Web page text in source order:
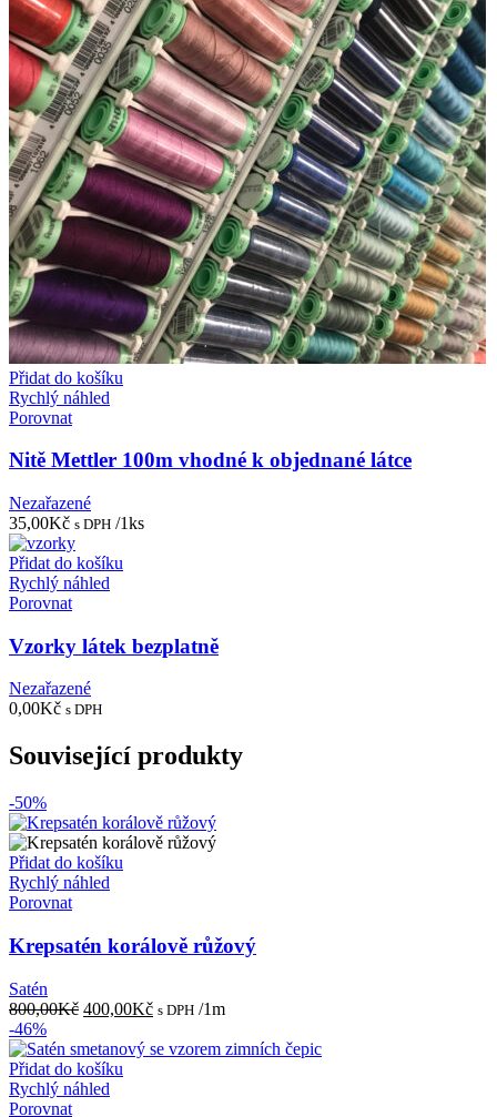
Přidat do košíku
Rychlý náhled
Porovnat
Nitě Mettler 100m vhodné k objednané látce
Nezařazené
35,00Kč s DPH /1ks
Přidat do košíku
Rychlý náhled
Porovnat
Vzorky látek bezplatně
Nezařazené
0,00Kč s DPH
Související produkty
-50%
Přidat do košíku
Rychlý náhled
Porovnat
Krepsatén korálově růžový
Satén
800,00Kč Původní
byla:
800,00Kč.
400,00KčAktuální
je:
s DPH /1m
-46%
Přidat do košíku
Rychlý náhled
Porovnat